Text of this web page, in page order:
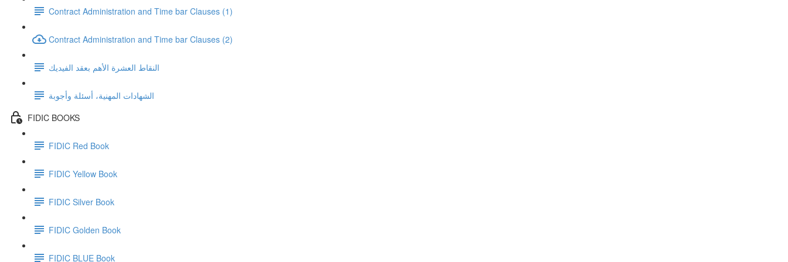
Contract Administration and Time bar Clauses (1)
Contract Administration and Time bar Clauses (2)
النقاط العشرة الأهم بعقد الفيديك
الشهادات المهنية، أسئلة وأجوبة
FIDIC BOOKS
FIDIC Red Book
FIDIC Yellow Book
FIDIC Silver Book
FIDIC Golden Book
FIDIC BLUE Book